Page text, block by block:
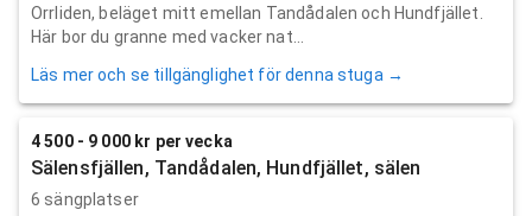
Orrliden, beläget mitt emellan Tandådalen och Hundfjället.
Här bor du granne med vacker nat...
Läs mer och se tillgänglighet för denna stuga →
4 500 - 9 000 kr per vecka
Sälensfjällen, Tandådalen, Hundfjället, sälen
6 sängplatser